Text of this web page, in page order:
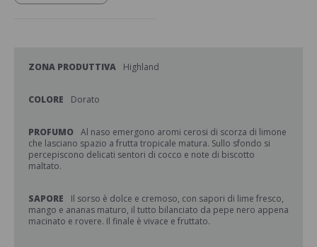
ZONA PRODUTTIVA Highland
COLORE Dorato
PROFUMO Al naso emergono aromi cerosi di scorza di limone
che lasciano spazio a frutta tropicale matura. Sullo sfondo si
percepiscono delicati sentori di cocco e note di biscotto
maltato.
SAPORE
Il sorso è dolce e cremoso, con sapori di lime fresco,
mango e ananas maturo, il tutto bilanciato da pepe nero appena
macinato e rovere. Il finale è vivace e fruttato.